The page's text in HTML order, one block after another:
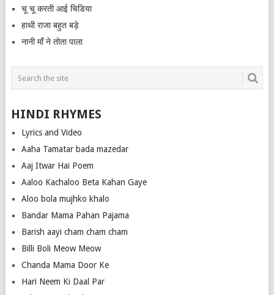
चू चू करती आई चिडिया
हाथी राजा बहुत बड़े
नानी माँ ने तोता पाला
HINDI RHYMES
Lyrics and Video
Aaha Tamatar bada mazedar
Aaj Itwar Hai Poem
Aaloo Kachaloo Beta Kahan Gaye
Aloo bola mujhko khalo
Bandar Mama Pahan Pajama
Barish aayi cham cham cham
Billi Boli Meow Meow
Chanda Mama Door Ke
Hari Neem Ki Daal Par